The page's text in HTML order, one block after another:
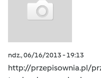
ndz., 06/16/2013 - 19:13
http://przepisownia.pl/